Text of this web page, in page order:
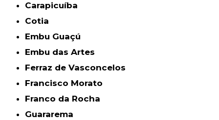
Carapicuíba
Cotia
Embu Guaçú
Embu das Artes
Ferraz de Vasconcelos
Francisco Morato
Franco da Rocha
Guararema